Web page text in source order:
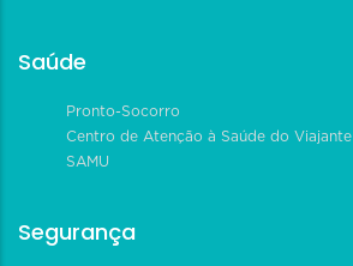
Saúde
Pronto-Socorro
Centro de Atenção à Saúde do Viajante
SAMU
Segurança